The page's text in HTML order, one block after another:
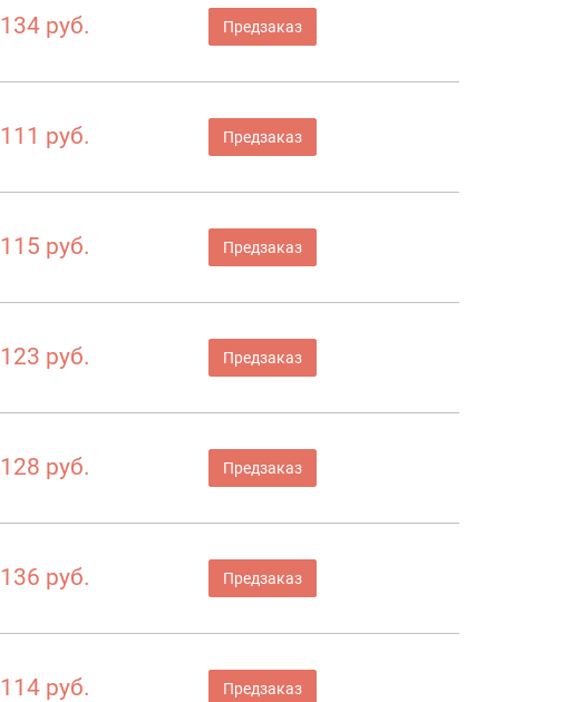
134 руб. Предзаказ
111 руб. Предзаказ
115 руб. Предзаказ
123 руб. Предзаказ
128 руб. Предзаказ
136 руб. Предзаказ
114 руб. Предзаказ